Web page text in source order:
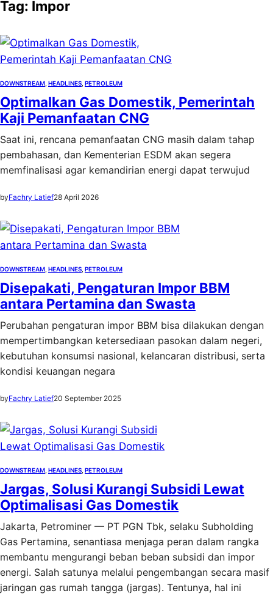
Tag: Impor
DOWNSTREAM HEADLINES PETROLEUM
Optimalkan Gas Domestik, Pemerintah
Kaji Pemanfaatan CNG
Saat ini, rencana pemanfaatan CNG masih dalam tahap
pembahasan, dan Kementerian ESDM akan segera
memfinalisasi agar kemandirian energi dapat terwujud
byFachry Latief28 April 2026
DOWNSTREAM HEADLINES PETROLEUM
Disepakati, Pengaturan Impor BBM
antara Pertamina dan Swasta
Perubahan pengaturan impor BBM bisa dilakukan dengan
mempertimbangkan ketersediaan pasokan dalam negeri,
kebutuhan konsumsi nasional, kelancaran distribusi, serta
kondisi keuangan negara
byFachry Latief20 September 2025
DOWNSTREAM HEADLINES PETROLEUM
Jargas, Solusi Kurangi Subsidi Lewat
Optimalisasi Gas Domestik
Jakarta, Petrominer — PT PGN Tbk, selaku Subholding
Gas Pertamina, senantiasa menjaga peran dalam rangka
membantu mengurangi beban beban subsidi dan impor
energi. Salah satunya melalui pengembangan secara masif
jaringan gas rumah tangga (jargas). Tentunya, hal ini